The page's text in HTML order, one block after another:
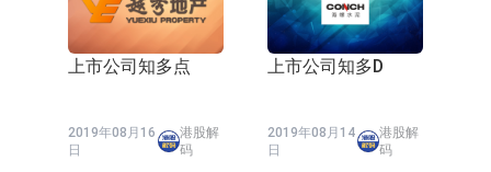
上市公司知多点
2019年08月16
日
港股解
码
上市公司知多D
2019年08月14
日
港股解
码